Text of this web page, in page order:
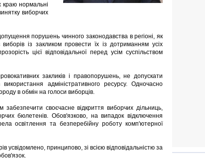
нормальні
виборчих
порушень чинного законодавства в регіоні, як
із закликом провести їх із дотриманням усіх
цієї відповідальної перед усім суспільством
закликів і правопорушень, не допускати
адміністративного ресурсу. Одночасно
в обмін на голоси виборців.
забезпечити своєчасне відкриття виборчих дільниць,
бюлетенів. Обов'язково, на випадок відключення
освітлення та безперебійну роботу комп'ютерної
усвідомлено, принципово, зі всією відповідальністю за